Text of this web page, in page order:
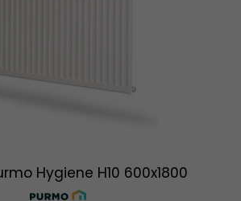
Hygiene H10 600x1800